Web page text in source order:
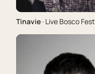
Tinavie · Live Bosco Fest